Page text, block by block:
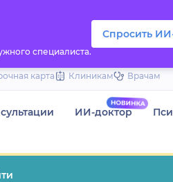
специалиста.
Спросить
карта Клиникам Врачам
ИИ-доктор